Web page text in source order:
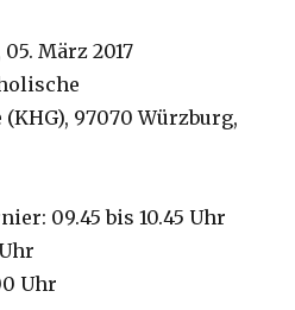
März 2017
97070 Würzburg,
09.45 bis 10.45 Uhr
Uhr